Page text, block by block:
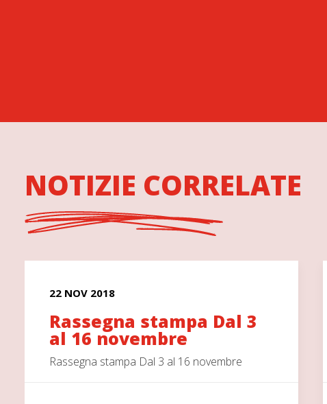
NOTIZIE CORRELATE
22 NOV 2018
Rassegna stampa Dal 3
al 16 novembre
Rassegna stampa Dal 3 al 16 novembre